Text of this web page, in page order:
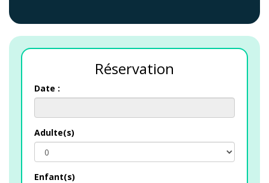
Réservation
Date :
Adulte(s)
Enfant(s)